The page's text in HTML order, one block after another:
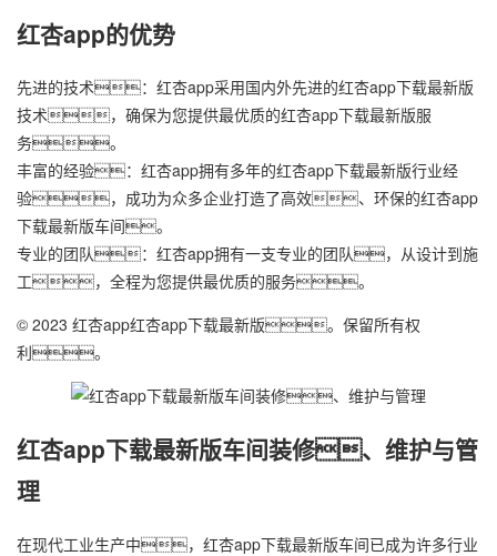
红杏app的优势
先进的技术：红杏app采用国内外先进的红杏app下载最新版
技术，确保为您提供最优质的红杏app下载最新版服
务。
丰富的经验：红杏app拥有多年的红杏app下载最新版行业经
验，成功为众多企业打造了高效、环保的红杏app
下载最新版车间。
专业的团队：红杏app拥有一支专业的团队，从设计到施
工，全程为您提供最优质的服务。
© 2023 红杏app红杏app下载最新版。保留所有权
利。
红杏app下载最新版车间装修、维护与管
理
在现代工业生产中，红杏app下载最新版车间已成为许多行业